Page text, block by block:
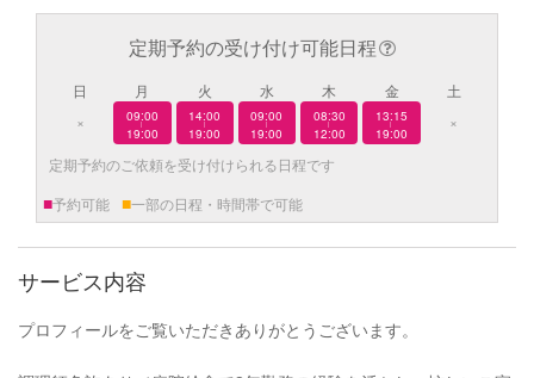
定期予約の受け付け可能日程
日
×
月
09:00
|
19:00
火
14:00
|
19:00
水
09:00
|
19:00
木
08:30
|
12:00
金
13:15
|
19:00
土
×
定期予約のご依頼を受け付けられる日程です
■予約可能 ■一部の日程・時間帯で可能
サービス内容
プロフィールをご覧いただきありがとうございます。